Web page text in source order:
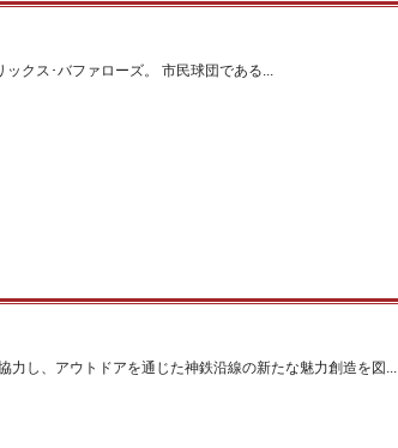
クス･バファローズ。 市民球団である...
力し、アウトドアを通じた神鉄沿線の新たな魅力創造を図...